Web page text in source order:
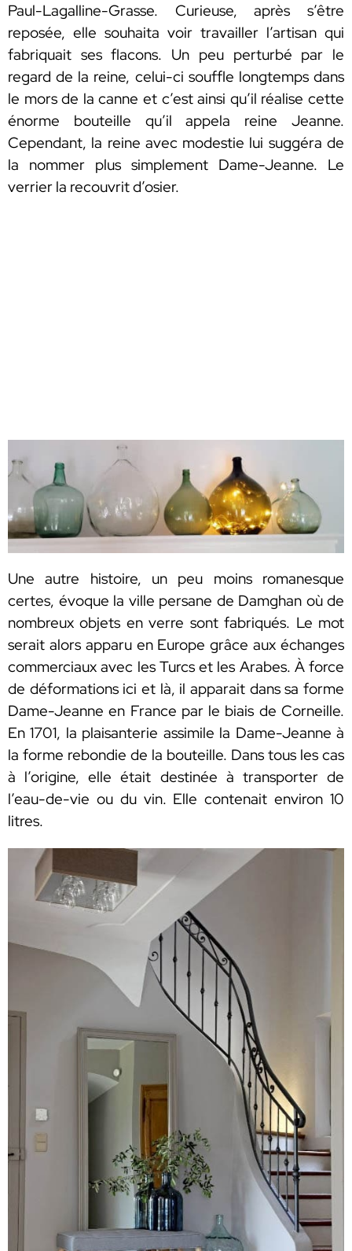
Paul-Lagalline-Grasse. Curieuse, après s’être
reposée, elle souhaita voir travailler l’artisan qui
fabriquait ses flacons. Un peu perturbé par le
regard de la reine, celui-ci souffle longtemps dans
le mors de la canne et c’est ainsi qu’il réalise cette
énorme bouteille qu’il appela reine Jeanne.
Cependant, la reine avec modestie lui suggéra de
la nommer plus simplement Dame-Jeanne. Le
verrier la recouvrit d’osier.
Une autre histoire, un peu moins romanesque
certes, évoque la ville persane de Damghan où de
nombreux objets en verre sont fabriqués. Le mot
serait alors apparu en Europe grâce aux échanges
commerciaux avec les Turcs et les Arabes. À force
de déformations ici et là, il apparait dans sa forme
Dame-Jeanne en France par le biais de Corneille.
En 1701, la plaisanterie assimile la Dame-Jeanne à
la forme rebondie de la bouteille. Dans tous les cas
à l’origine, elle était destinée à transporter de
l’eau-de-vie ou du vin. Elle contenait environ 10
litres.